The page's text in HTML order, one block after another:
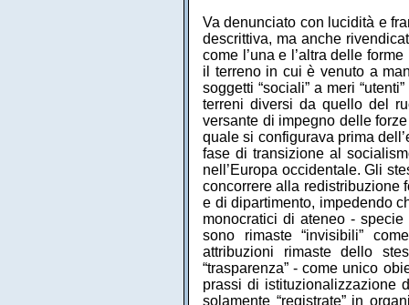
Va denunciato con lucidità e
descrittiva, ma anche
come l’una e l’altra delle
il terreno in cui è venuto a
soggetti “sociali” a meri
terreni diversi da quello del
versante di impegno delle
quale si configurava prima
fase di transizione al
nell’Europa occidentale. Gli
concorrere alla redistribuzione
e di dipartimento, impedendo
monocratici di ateneo -
sono rimaste “invisibili”
attribuzioni rimaste dello
“trasparenza” - come unico
prassi di istituzionalizzazione
solamente “registrate” in